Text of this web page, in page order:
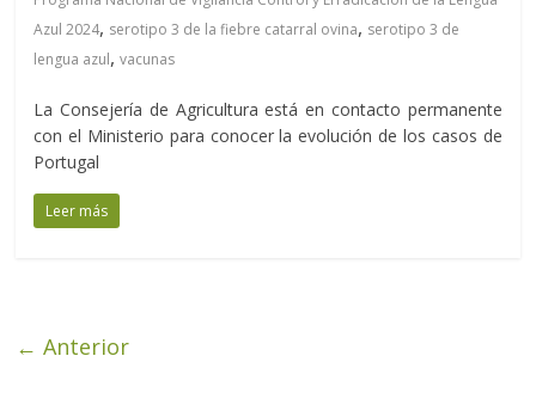
Azul 2024, serotipo 3 de la fiebre catarral ovina, serotipo 3 de
lengua azul,vacunas
La Consejería de Agricultura está en contacto permanente
con el Ministerio para conocer la evolución de los casos de
Portugal
Leer más
← Anterior